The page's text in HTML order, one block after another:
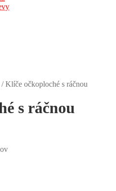
/Klíče očkoploché s ráčnou
s ráčnou